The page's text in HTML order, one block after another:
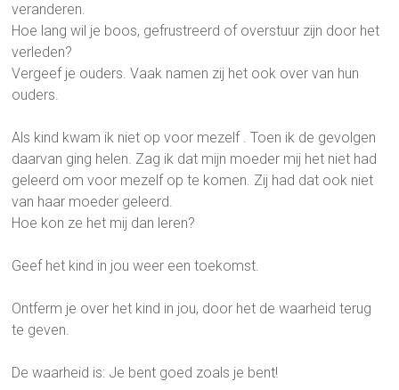
veranderen.
Hoe lang wil je boos, gefrustreerd of overstuur zijn door het
verleden?
Vergeef je ouders. Vaak namen zij het ook over van hun
ouders.
Als kind kwam ik niet op voor mezelf . Toen ik de gevolgen
daarvan ging helen. Zag ik dat mijn moeder mij het niet had
geleerd om voor mezelf op te komen. Zij had dat ook niet
van haar moeder geleerd.
Hoe kon ze het mij dan leren?
Geef het kind in jou weer een toekomst.
Ontferm je over het kind in jou, door het de waarheid terug
te geven.
De waarheid is: Je bent goed zoals je bent!